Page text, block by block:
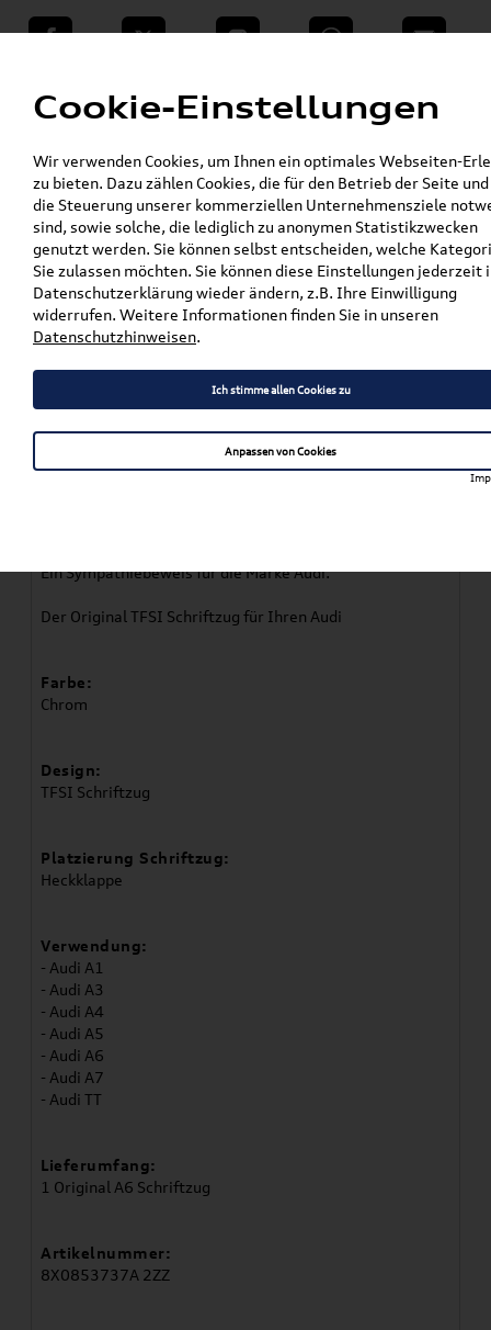
teilen Twitter Instagram WhatsApp E-Mail
VW Shop - VW Originalteile und Zubehör »
Audi Produkte » Audi Original Zubehör »
Sport & Design » Schriftzüge & Dekorfolien
»
Original Audi TFSI Schriftzug Chrom
8X0853737A 2ZZ
Original Audi TFSI Schriftzug
Chrom 8X0853737A 2ZZ
Artikelbeschreibung
Ein Sympathiebeweis für die Marke Audi.
Der Original TFSI Schriftzug für Ihren Audi
Farbe:
Chrom
Design:
TFSI Schriftzug
Platzierung Schriftzug:
Heckklappe
Verwendung:
- Audi A1
- Audi A3
- Audi A4
- Audi A5
- Audi A6
- Audi A7
- Audi TT
Lieferumfang:
1 Original A6 Schriftzug
Artikelnummer:
8X0853737A 2ZZ
Cookie-Einstellungen
Wir verwenden Cookies, um Ihnen ein optimales Webseiten-
zu bieten. Dazu zählen Cookies, die für den Betrieb der Seite
die Steuerung unserer kommerziellen Unternehmensziele
sind, sowie solche, die lediglich zu anonymen Statistikzwecken
genutzt werden. Sie können selbst entscheiden, welche
Sie zulassen möchten. Sie können diese Einstellungen jederzeit
Datenschutzerklärung wieder ändern, z.B. Ihre Einwilligung
widerrufen. Weitere Informationen finden Sie in unseren
Datenschutzhinweisen.
Ich stimme allen Cookies zu
Anpassen von Cookies